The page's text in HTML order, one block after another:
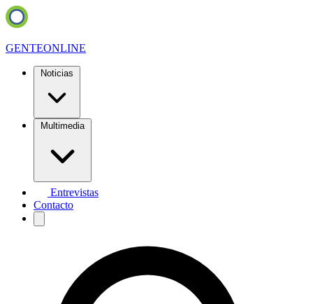
GENTEONLINE
Noticias
Multimedia
Entrevistas
Contacto